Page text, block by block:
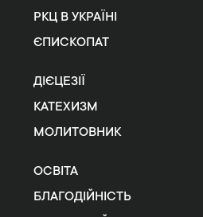
РКЦ В УКРАЇНІ
ЄПИСКОПАТ
ДІЄЦЕЗІЇ
КАТЕХИЗМ
МОЛИТОВНИК
ОСВІТА
БЛАГОДІЙНІСТЬ